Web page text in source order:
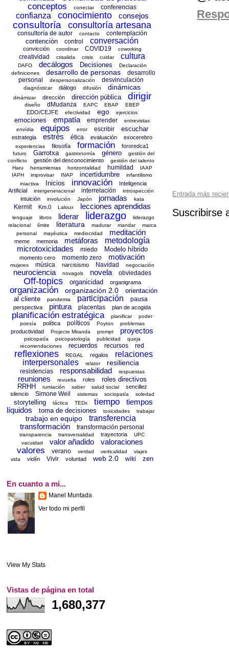
Entrada más
Suscribirse
conceptos conectar conferencias
confianza conocimiento consejos
consultoría consultoría artesana
consultoría de autor contacto contemplación
contención control conversación
convicción coordinar COVID19 coworking
creatividad crisalida crisis cuidar cultura
DAFO decálogos Decisiones
Declaración
definiciones
desarrollo de personas
desarrollo
personal
despersonalización desvinculación
diagnósticar diálogo difusión dinámicas
dinámizar dirección dirección pública dirigir
diseño dMudanza EAPC EBAP EBEP
EDO/CEJFE efectividad ego ejercicios
emociones empatía emprender
entrevistas
envídia
equipos error escribir escuchar
estrategia estrés ética evaluación exocerebro
experiencias filosofía formación fororedca1
futuro Garrotxa gastronomía género
gestión del
conflicto
gestión del desconocimiento
gestión del talento
Haru
herramientas horizontalidad humildad
IAAP
IAPH
improvisar INAP incertidumbre
infantilismo
iniactiva
Inicios innovación
Inteligencia
Artificial
intergeneracional interrelación introspección
intuición involución Japón jornadas kata
Kermit Km.0 Laloux lecciones aprendidas
lenguaje libros liderar liderazgo
liderazgo
relacional
límite literatura madurar mandar
marca
personal
mayéutica mediocridad meditación
meme memoria metáforas
metodología
microtoxicidades
miedo Modelo híbrido
momento cero momento zero motivación
mujeres música narcisismo Navidad negociación
neurociencia novagob novela obviedades
Off-topics organicidad organigrama
organización organización 2.0
orientación
al cliente
pandemia participación pausa
perspectiva pintura placentas plan de acogida
planificación estratégica planificar
poder
poesía
política políticos Poyton problemas
productividad Projecte Miranda prompt proyectos
psicopatía psicopatología publicidad
queja
recomendaciones
recuerdos recursos red
reflexiones REGAL regalos
relaciones
interpersonales
relator resiliencia
resistencias responsabilidad respuestas
reuniones revuelta roles
roles directivos
RRHH
rumiación saber salud social
sencillez
silencio
Simone Weil sistemas sociopatía soledad
storytelling táctica TEDx tiempo
tiempos
líquidos
toma de decisiones toxicidades trabajar
trabajo en equipo
transferencia
transformación
transformación personal
transparencia transversalidad trayectoria
UPC
vacuidad
valor añadido valoraciones
valores verano verdad verticalidad
viajes
vida
violín Vivir voluntad web 2.0 wiki zen
En cuanto a mi...
Manel Muntada
Ver todo mi perfil
View My Stats
Vistas de página en total
1,680,377